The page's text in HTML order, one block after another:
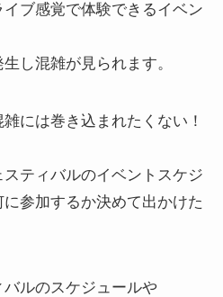
ブ感覚で体験できるイベン
し混雑が見られます。
には巻き込まれたくない！
ティバルのイベントスケジ
参加するか決めて出かけた
ルのスケジュールや